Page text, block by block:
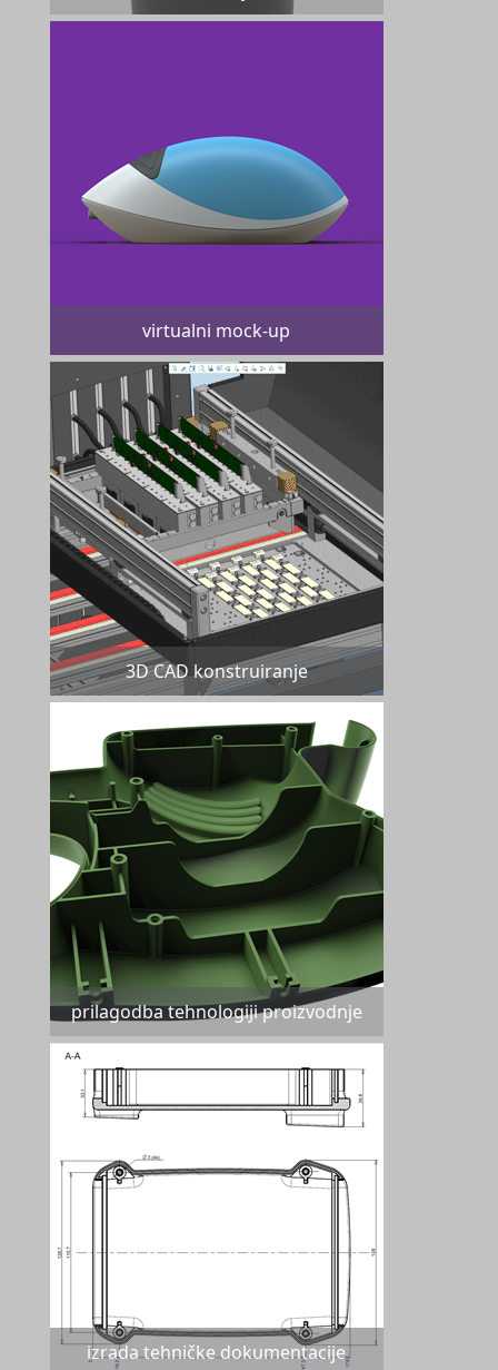
virtualni mock-up
3D CAD konstruiranje
prilagodba tehnologiji proizvodnje
izrada tehničke dokumentacije